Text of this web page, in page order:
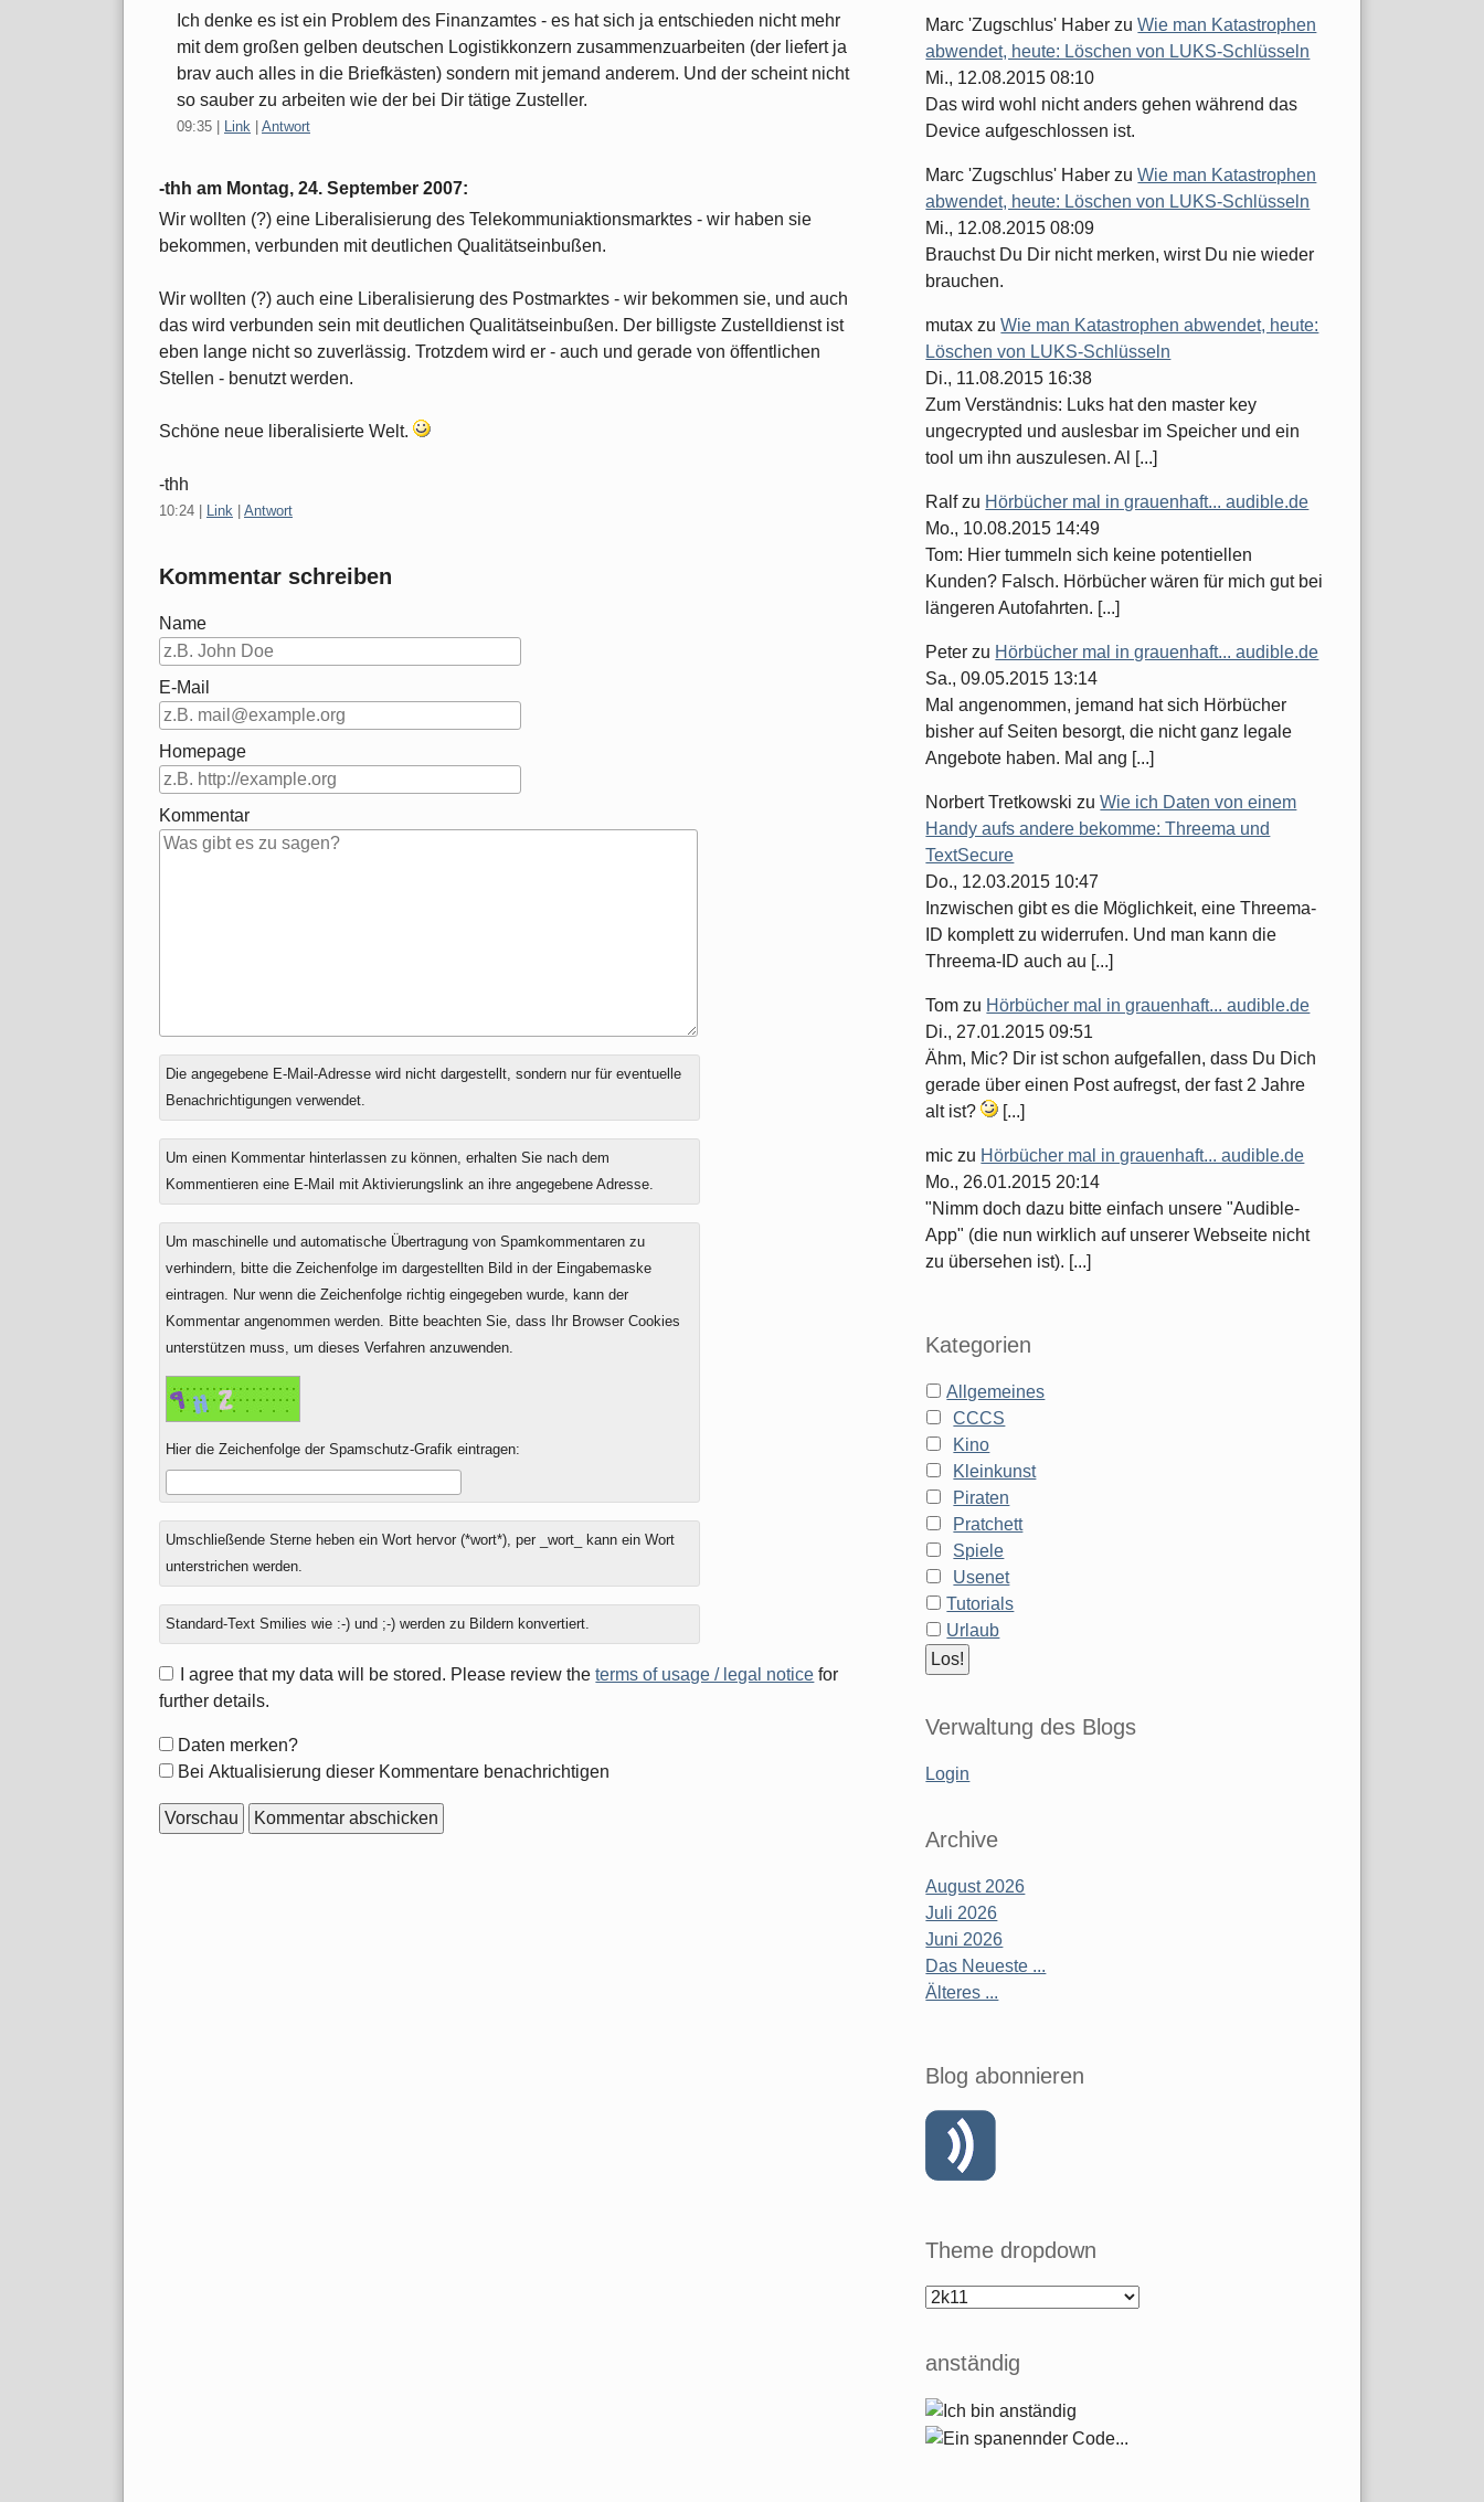
Ich denke es ist ein Problem des Finanzamtes - es hat sich ja entschieden nicht mehr
mit dem großen gelben deutschen Logistikkonzern zusammenzuarbeiten (der liefert ja
brav auch alles in die Briefkästen) sondern mit jemand anderem. Und der scheint nicht
so sauber zu arbeiten wie der bei Dir tätige Zusteller.
09:35 Link Antwort
-thh am Montag, 24. September 2007:
Wir wollten (?) eine Liberalisierung des Telekommuniaktionsmarktes - wir haben sie
bekommen, verbunden mit deutlichen Qualitätseinbußen.
Wir wollten (?) auch eine Liberalisierung des Postmarktes - wir bekommen sie, und auch
das wird verbunden sein mit deutlichen Qualitätseinbußen. Der billigste Zustelldienst ist
eben lange nicht so zuverlässig. Trotzdem wird er - auch und gerade von öffentlichen
Stellen - benutzt werden.
Schöne neue liberalisierte Welt.
-thh
10:24 Link Antwort
Kommentar schreiben
Name
E-Mail
Homepage
Kommentar
Antwort
zu
Die angegebene E-Mail-Adresse wird nicht dargestellt, sondern nur für eventuelle
Benachrichtigungen verwendet.
Um einen Kommentar hinterlassen zu können, erhalten Sie nach dem
Kommentieren eine E-Mail mit Aktivierungslink an ihre angegebene Adresse.
Um maschinelle und automatische Übertragung von Spamkommentaren zu
verhindern, bitte die Zeichenfolge im dargestellten Bild in der Eingabemaske
eintragen. Nur wenn die Zeichenfolge richtig eingegeben wurde, kann der
Kommentar angenommen werden. Bitte beachten Sie, dass Ihr Browser Cookies
unterstützen muss, um dieses Verfahren anzuwenden.
Hier die Zeichenfolge der Spamschutz-Grafik eintragen:
Umschließende Sterne heben ein Wort hervor (*wort*), per _wort_ kann ein Wort
unterstrichen werden.
Standard-Text Smilies wie :-) und ;-) werden zu Bildern konvertiert.
I agree that my data will be stored. Please review theterms of usage / legal notice for
further details.
Formular-
Optionen
Daten merken?
Bei Aktualisierung dieser Kommentare benachrichtigen
Marc 'Zugschlus' Haber zuWie man Katastrophen
abwendet, heute: Löschen von LUKS-Schlüsseln
Mi., 12.08.2015 08:10
Das wird wohl nicht anders gehen während das
Device aufgeschlossen ist.
Marc 'Zugschlus' Haber zuWie man Katastrophen
abwendet, heute: Löschen von LUKS-Schlüsseln
Mi., 12.08.2015 08:09
Brauchst Du Dir nicht merken, wirst Du nie wieder
brauchen.
mutax zuWie man Katastrophen abwendet, heute:
Löschen von LUKS-Schlüsseln
Di., 11.08.2015 16:38
Zum Verständnis: Luks hat den master key
ungecrypted und auslesbar im Speicher und ein
tool um ihn auszulesen. Al [...]
Ralfzu Hörbücher mal in grauenhaft... audible.de
Mo., 10.08.2015 14:49
Tom: Hier tummeln sich keine potentiellen
Kunden? Falsch. Hörbücher wären für mich gut bei
längeren Autofahrten. [...]
Peter zu Hörbücher mal in grauenhaft... audible.de
Sa., 09.05.2015 13:14
Mal angenommen, jemand hat sich Hörbücher
bisher auf Seiten besorgt, die nicht ganz legale
Angebote haben. Mal ang [...]
Norbert Tretkowski zuWie ich Daten von einem
Handy aufs andere bekomme: Threema und
TextSecure
Do., 12.03.2015 10:47
Inzwischen gibt es die Möglichkeit, eine Threema-
ID komplett zu widerrufen. Und man kann die
Threema-ID auch au [...]
Tom zu Hörbücher mal in grauenhaft... audible.de
Di., 27.01.2015 09:51
Ähm, Mic? Dir ist schon aufgefallen, dass Du Dich
gerade über einen Post aufregst, der fast 2 Jahre
alt ist?
[...]
mic zu Hörbücher mal in grauenhaft... audible.de
Mo., 26.01.2015 20:14
"Nimm doch dazu bitte einfach unsere "Audible-
App" (die nun wirklich auf unserer Webseite nicht
zu übersehen ist). [...]
Kategorien
Allgemeines
CCCS
Kino
Kleinkunst
Piraten
Pratchett
Spiele
Usenet
Tutorials
Urlaub
Verwaltung des Blogs
Login
Archive
August 2026
Juli 2026
Juni 2026
Das Neueste ...
Älteres ...
Blog abonnieren
Theme dropdown
anständig